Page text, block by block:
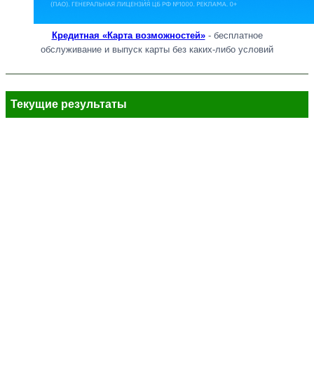
Кредитная «Карта возможностей»- бесплатное
обслуживание и выпуск карты без каких-либо условий
Текущие результаты